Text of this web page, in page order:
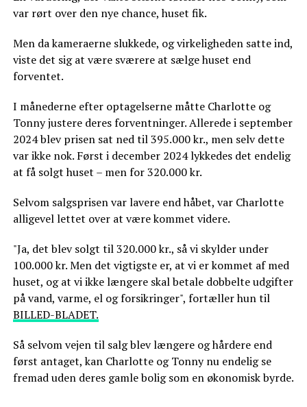
var rørt over den nye chance, huset fik.
Men da kameraerne slukkede, og virkeligheden satte ind,
viste det sig at være sværere at sælge huset end
forventet.
I månederne efter optagelserne måtte Charlotte og
Tonny justere deres forventninger. Allerede i september
2024 blev prisen sat ned til 395.000 kr., men selv dette
var ikke nok. Først i december 2024 lykkedes det endelig
at få solgt huset – men for 320.000 kr.
Selvom salgsprisen var lavere end håbet, var Charlotte
alligevel lettet over at være kommet videre.
"Ja, det blev solgt til 320.000 kr., så vi skylder under
100.000 kr. Men det vigtigste er, at vi er kommet af med
huset, og at vi ikke længere skal betale dobbelte udgifter
på vand, varme, el og forsikringer", fortæller hun til
BILLED-BLADET.
Så selvom vejen til salg blev længere og hårdere end
først antaget, kan Charlotte og Tonny nu endelig se
fremad uden deres gamle bolig som en økonomisk byrde.